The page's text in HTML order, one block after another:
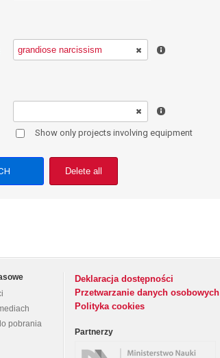
Show only projects involving equipment
Delete all
pobrania
Deklaracja dostępności
Przetwarzanie danych osobowych
Polityka cookies
Partnerzy